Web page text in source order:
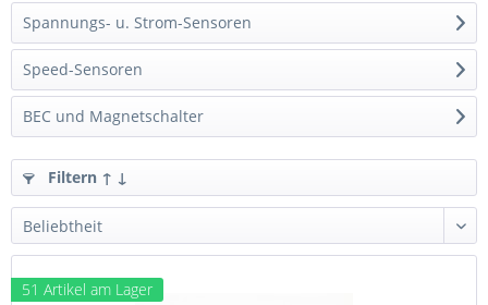
Spannungs- u. Strom-Sensoren
Speed-Sensoren
BEC und Magnetschalter
Filtern ↑ ↓
51 Artikel am Lager